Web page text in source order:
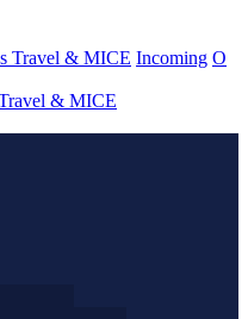
Travel & MICE Incoming О
& MICE